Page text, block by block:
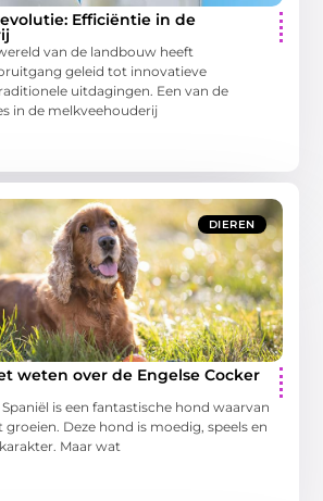
Efficiëntie in de
van de landbouw heeft
geleid tot innovatieve
uitdagingen. Een van de
in de melkveehouderij
DIEREN
weten over de Engelse Cocker
is een fantastische hond waarvan
Deze hond is moedig, speels en
Maar wat